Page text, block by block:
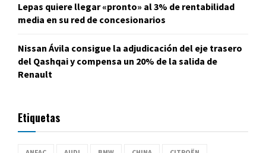
Lepas quiere llegar «pronto» al 3% de rentabilidad
media en su red de concesionarios
Nissan Ávila consigue la adjudicación del eje trasero
del Qashqai y compensa un 20% de la salida de
Renault
Etiquetas